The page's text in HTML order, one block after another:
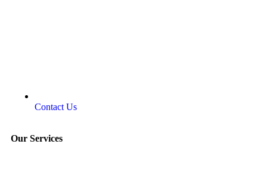
Contact Us
Our Services